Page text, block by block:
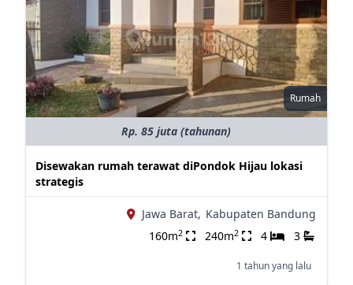
Rumah
Rp. 85 juta (tahunan)
Disewakan rumah terawat diPondok Hijau lokasi
strategis
Jawa Barat, Kabupaten Bandung
160m2 240m2 4 3
1 tahun yang lalu